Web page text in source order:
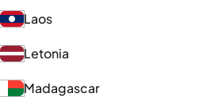
Laos
Letonia
Madagascar